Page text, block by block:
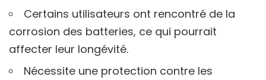
Certains utilisateurs ont rencontré de la
corrosion des batteries, ce qui pourrait
affecter leur longévité.
Nécessite une protection contre les